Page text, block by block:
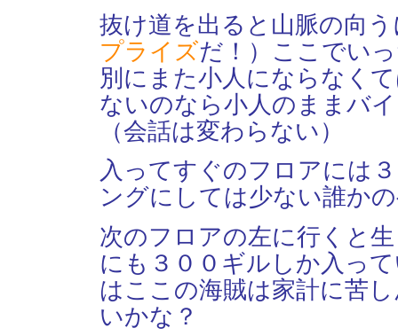
抜け道を出ると山脈の向
プライズだ！）ここでい
別にまた小人にならなく
ないのなら小人のままバ
（会話は変わらない）
入ってすぐのフロアには
ングにしては少ない誰か
次のフロアの左に行くと
にも３００ギルしか入っ
はここの海賊は家計に苦
いかな？